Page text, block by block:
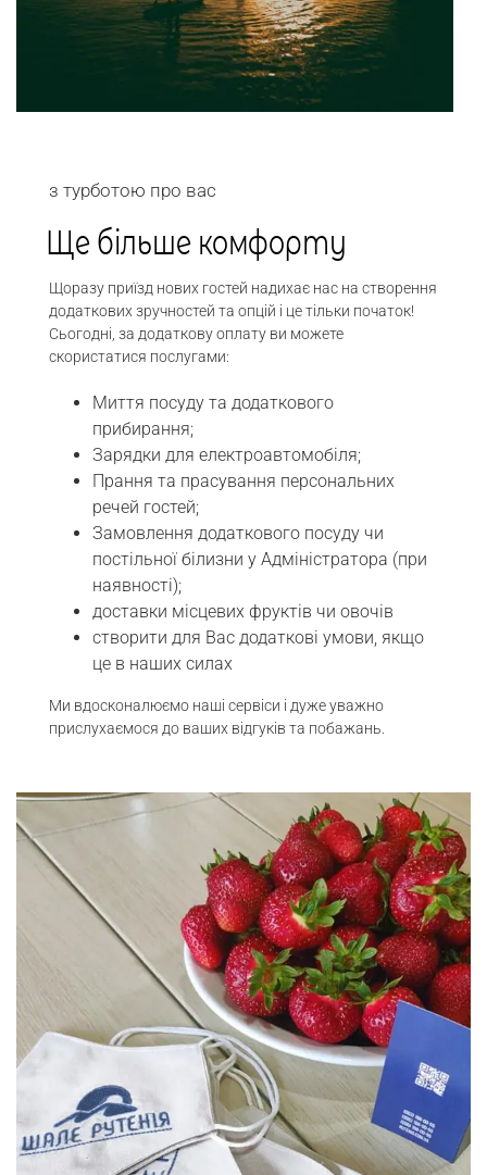
з турботою про вас
Ще більше комфорту
Щоразу приїзд нових гостей надихає нас на створення
додаткових зручностей та опцій і це тільки початок!
Сьогодні, за додаткову оплату ви можете
скористатися послугами:
Миття посуду та додаткового
прибирання;
Зарядки для електроавтомобіля;
Прання та прасування персональних
речей гостей;
Замовлення додаткового посуду чи
постільної білизни у Адміністратора (при
наявності);
доставки місцевих фруктів чи овочів
створити для Вас додаткові умови, якщо
це в наших силах
Ми вдосконалюємо наші сервіси і дуже уважно
прислухаємося до ваших відгуків та побажань.